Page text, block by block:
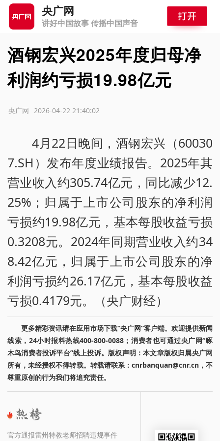
央广网
讲好中国故事 传播中国声音
酒钢宏兴2025年度归母净
利润约亏损19.98亿元
2026-04-22 21:40:02
央广网
4月22日晚间，酒钢宏兴（60030
7.SH）发布年度业绩报告。2025年其
营业收入约305.74亿元，同比减少12.
25%；归属于上市公司股东的净利润
亏损约19.98亿元，基本每股收益亏损
0.3208元。2024年同期营业收入约34
8.42亿元，归属于上市公司股东的净
利润亏损约26.17亿元，基本每股收益
亏损0.4179元。（央广财经）
更多精彩资讯请在应用市场下载“央广网”客户端。欢迎提供新闻
线索，24小时报料热线400-800-0088；消费者也可通过央广网“啄
木鸟消费者投诉平台”线上投诉。版权声明：本文章版权归属央广网
所有，未经授权不得转载。转载请联系：cnrbanquan@cnr.cn，不
尊重原创的行为我们将追究责任。
官方通报雷州特教老师招聘违规事件